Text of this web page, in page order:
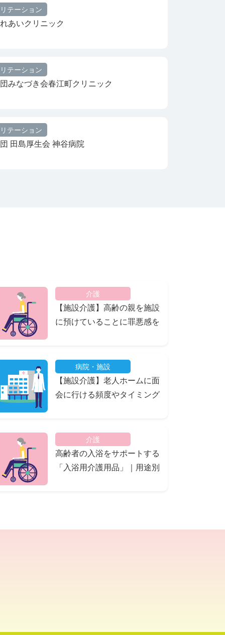
テーション
あいクリニック
テーション
みなづき会春江町クリニック
テーション
田島厚生会 神谷病院
介護
【施設介護】高齢の親を施設
に預けていることに罪悪感を
病院・施設
【施設介護】老人ホームに面
会に行ける頻度やタイミング
介護
高齢者の入浴をサポートする
「入浴用介護用品」｜用途別